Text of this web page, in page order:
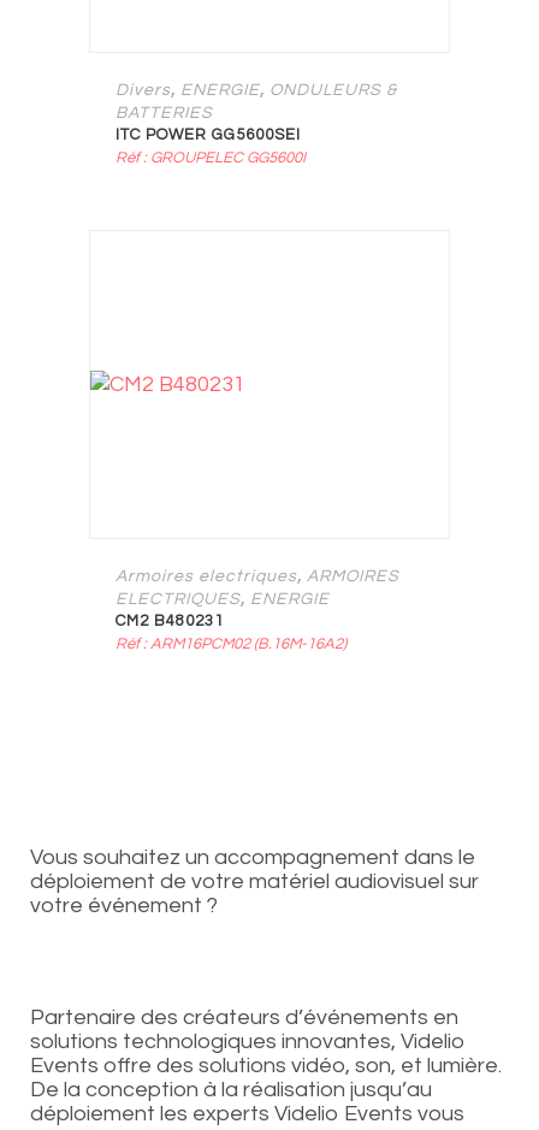
Divers, ENERGIE, ONDULEURS &
BATTERIES
ITC POWER GG5600SEI
Réf : GROUPELEC GG5600I
Armoires electriques, ARMOIRES
ELECTRIQUES, ENERGIE
CM2 B480231
Réf : ARM16PCM02 (B.16M-16A2)
Vous souhaitez un accompagnement dans le
déploiement de votre matériel audiovisuel sur
votre événement ?
Partenaire des créateurs d’événements en
solutions technologiques innovantes, Videlio
Events offre des solutions vidéo, son, et lumière.
De la conception à la réalisation jusqu’au
déploiement les experts Videlio Events vous